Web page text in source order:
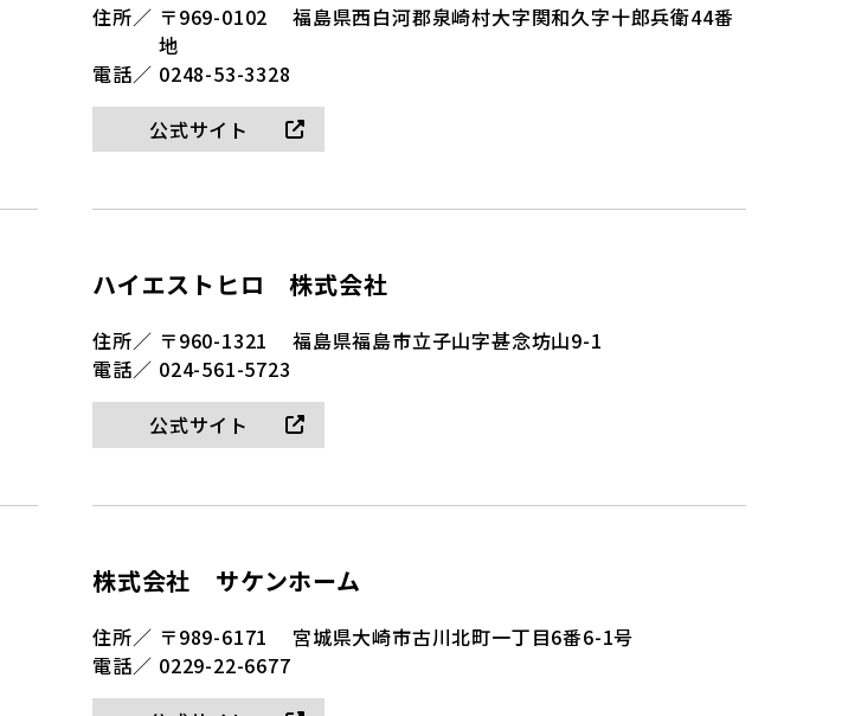
住所／ 〒969-0102
福島県西白河郡泉崎村大字関和久字十郎兵衛44番
地
電話／ 0248-53-3328
公式サイト
ハイエストヒロ 株式会社
住所／ 〒960-1321
福島県福島市立子山字甚念坊山9-1
電話／ 024-561-5723
公式サイト
株式会社 サケンホーム
住所／ 〒989-6171
宮城県大崎市古川北町一丁目6番6-1号
電話／ 0229-22-6677